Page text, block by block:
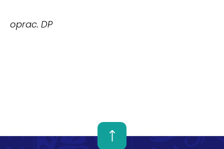
oprac. DP